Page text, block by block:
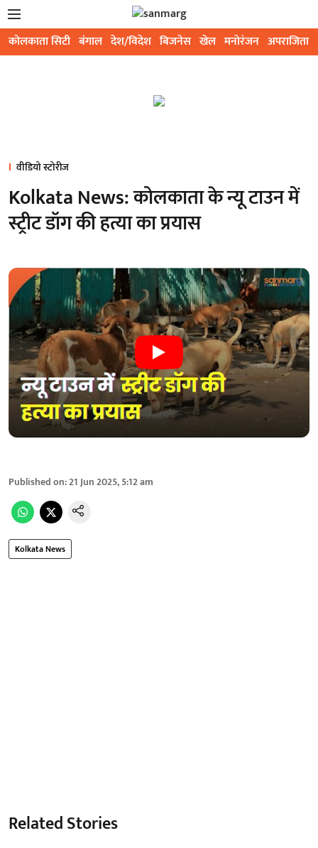
कोलकाता सिटी बंगाल देश/विदेश बिजनेस खेल मनोरंजन अपराजिता
वीडियो स्टोरीज
Kolkata News: कोलकाता के न्यू टाउन में
स्ट्रीट डॉग की हत्या का प्रयास
Published on:21 Jun 2025, 5:12 am
Kolkata News
Related Stories